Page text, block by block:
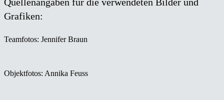
Grafiken:
Teamfotos: Jennifer Braun
Objektfotos: Annika Feuss